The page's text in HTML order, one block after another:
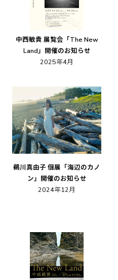
中西敏貴 展覧会「The New
Land」開催のお知らせ
2025年4月
鵜川真由子 個展「海辺のカノ
ン」開催のお知らせ
2024年12月